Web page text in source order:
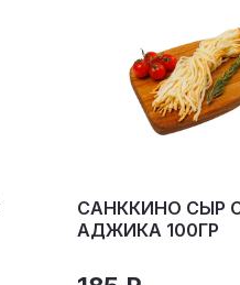
САНККИНО СЫР
АДЖИКА 100ГР